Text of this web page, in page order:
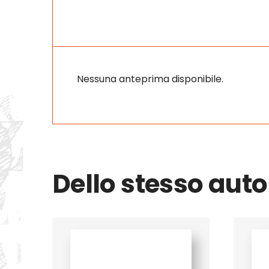
Nessuna anteprima disponibile.
Dello stesso